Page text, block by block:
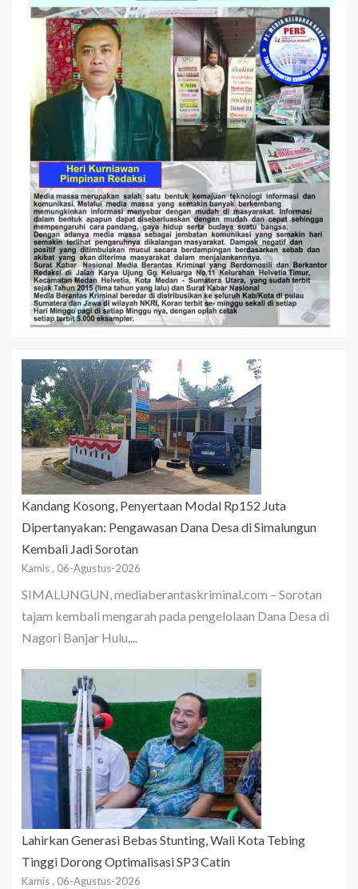
Kandang Kosong, Penyertaan Modal Rp152 Juta
Dipertanyakan: Pengawasan Dana Desa di Simalungun
Kembali Jadi Sorotan
Kamis , 06-Agustus-2026
SIMALUNGUN, mediaberantaskriminal.com – Sorotan
tajam kembali mengarah pada pengelolaan Dana Desa di
Nagori Banjar Hulu,...
Lahirkan Generasi Bebas Stunting, Wali Kota Tebing
Tinggi Dorong Optimalisasi SP3 Catin
Kamis , 06-Agustus-2026